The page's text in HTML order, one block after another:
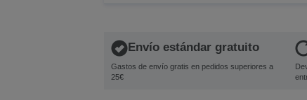
Envío estándar gratuito
Gastos de envío gratis en pedidos superiores a
25€